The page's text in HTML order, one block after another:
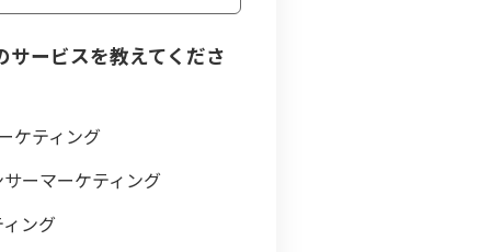
サービスを教えてくださ
ケティング
ーマーケティング
ング